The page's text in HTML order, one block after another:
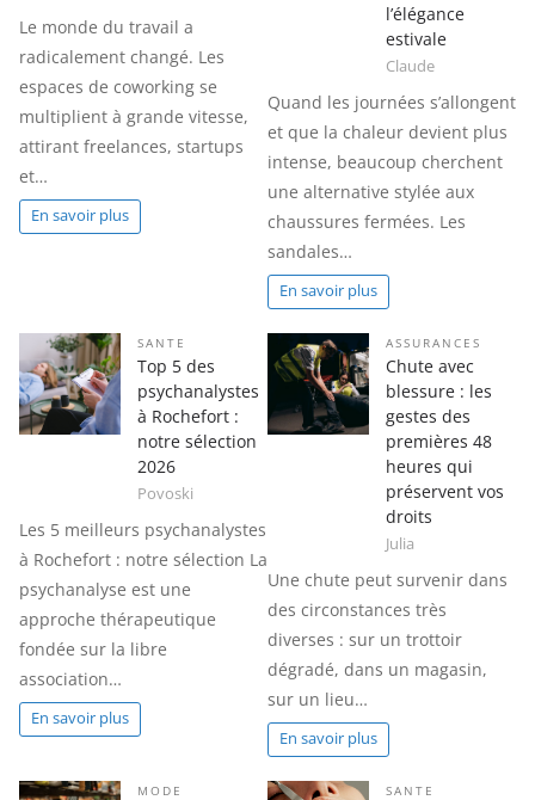
Le monde du travail a
radicalement changé. Les
espaces de coworking se
multiplient à grande vitesse,
attirant freelances, startups
et…
En savoir plus
l’élégance
estivale
Claude
Quand les journées s’allongent
et que la chaleur devient plus
intense, beaucoup cherchent
une alternative stylée aux
chaussures fermées. Les
sandales…
En savoir plus
SANTE
Top 5 des
psychanalystes
à Rochefort :
notre sélection
2026
Povoski
Les 5 meilleurs psychanalystes
à Rochefort : notre sélection La
psychanalyse est une
approche thérapeutique
fondée sur la libre
association…
En savoir plus
ASSURANCES
Chute avec
blessure : les
gestes des
premières 48
heures qui
préservent vos
droits
Julia
Une chute peut survenir dans
des circonstances très
diverses : sur un trottoir
dégradé, dans un magasin,
sur un lieu…
En savoir plus
MODE SANTE